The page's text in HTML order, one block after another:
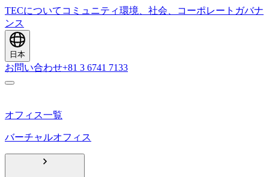
TECについて コミュニティ環境、社会、コーポレートガバナ
ンス
日本
お問い合わせ+81 3 6741 7133
オフィス一覧
バーチャルオフィス